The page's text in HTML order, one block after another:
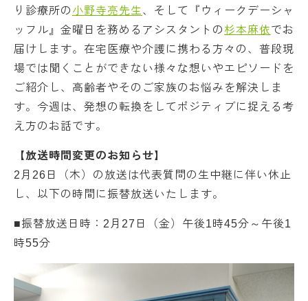
り診療所の 小野寺亮先生、そして『ウィークデーシャ
ッフル』金曜日を務めるアシスタントの杉本麻依でお
届けします。在宅医療や介護に携わる方々の、普段現
場では聞くことができない様々な想いやエピソードを
ご紹介し、高齢者やそのご家族のお悩みを解決しま
す。今週は、発想の転換をしてポジティブに捉える考
え方のお話です。
【放送時間変更のお知らせ】
2月26日（木）の放送は代表質問の生中継に伴い休止
し、以下の時間に振替放送いたします。
■振替放送日時：2月27日（金）午後1時45分～午後1
時55分